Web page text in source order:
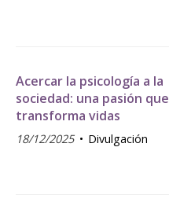
Acercar la psicología a la
sociedad: una pasión que
transforma vidas
18/12/2025 Divulgación